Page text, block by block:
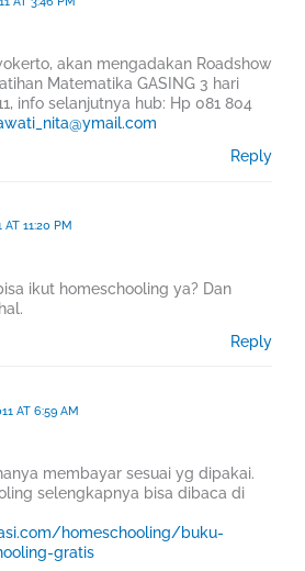
akan mengadakan Roadshow
Matematika GASING 3 hari
info selanjutnya hub: Hp 081 804
Reply
AT 11:20 PM
ikut homeschooling ya? Dan
Reply
AT 6:59 AM
membayar sesuai yg dipakai.
selengkapnya bisa dibaca di
homeschooling/buku-
gratis